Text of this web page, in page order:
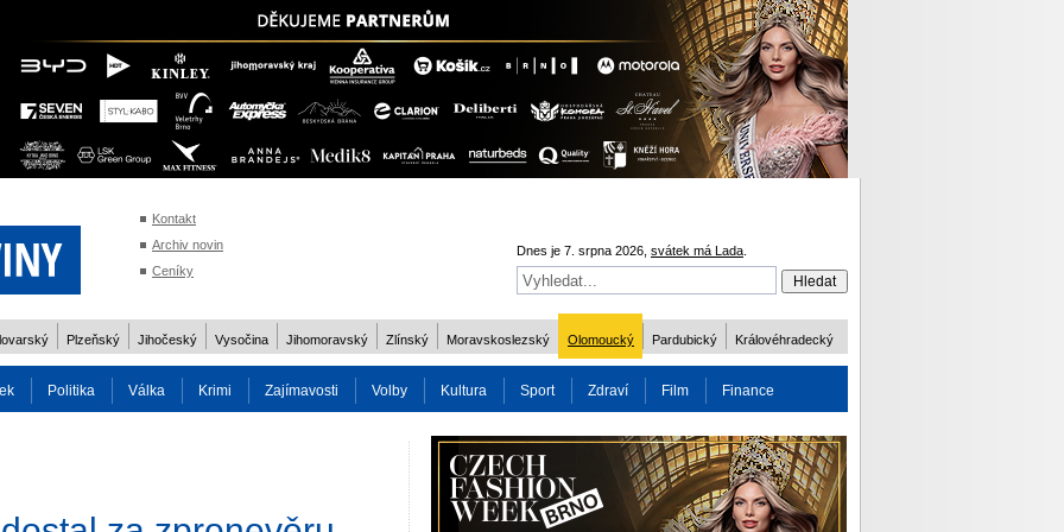
Kontakt
Archiv novin
Ceníky
Dnes je 7. srpna 2026, svátek má Lada
Plzeňský Jihočeský Vysočina Jihomoravský Zlínský Moravskoslezský Olomoucký Pardubický Královéhradecký
Politika Válka Krimi Zajímavosti Volby Kultura Sport Zdraví Film Finance
Charita Osobnost Více ODM 2016